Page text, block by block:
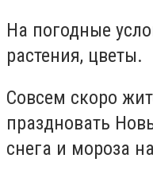
На погодные
растения, цветы.
Совсем скоро
праздновать
снега и мороза